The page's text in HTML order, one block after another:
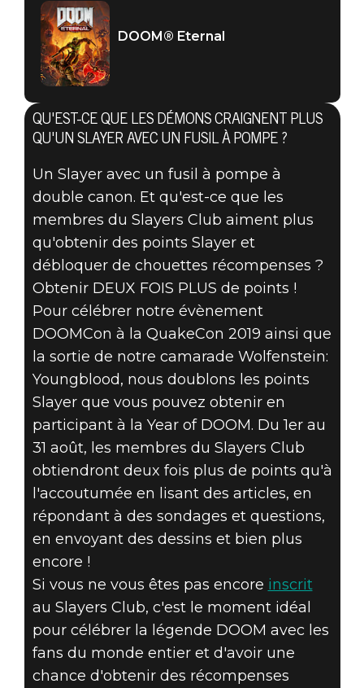
DOOM® Eternal
AU MOIS
D'AOÛT,
PRÉPAREZ-
VOUS À
DOUBLER VOS
POINTS DANS
LE SLAYERS
CLUB
DOOM® Eternal
QU'EST-CE QUE LES DÉMONS CRAIGNENT PLUS
QU'UN SLAYER AVEC UN FUSIL À POMPE ?
Un Slayer avec un fusil à pompe à
double canon. Et qu'est-ce que les
membres du Slayers Club aiment plus
qu'obtenir des points Slayer et
débloquer de chouettes récompenses ?
Obtenir DEUX FOIS PLUS de points !
Pour célébrer notre évènement
DOOMCon à la QuakeCon 2019 ainsi que
la sortie de notre camarade Wolfenstein:
Youngblood, nous doublons les points
Slayer que vous pouvez obtenir en
participant à la Year of DOOM. Du 1er au
31 août, les membres du Slayers Club
obtiendront deux fois plus de points qu'à
l'accoutumée en lisant des articles, en
répondant à des sondages et questions,
en envoyant des dessins et bien plus
encore !
Si vous ne vous êtes pas encore inscrit
au Slayers Club, c'est le moment idéal
pour célébrer la légende DOOM avec les
fans du monde entier et d'avoir une
chance d'obtenir des récompenses